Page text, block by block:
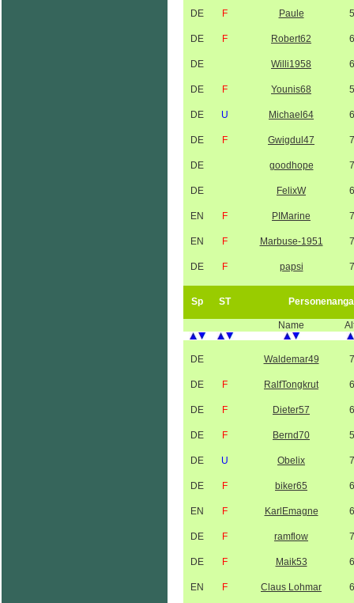
DE F Paule
DE F Robert62
DE Willi1958
DE F Younis68
DE U Michael64
DE F Gwigdul47
DE goodhope
DE FelixW
EN F PIMarine
EN F Marbuse-1951
DE F papsi
Sp ST
Name
DE Waldemar49
DE F RalfTongkrut
DE F Dieter57
DE F Bernd70
DE U Obelix
DE F biker65
EN F KarlEmagne
DE F ramflow
DE F Maik53
EN F Claus Lohmar